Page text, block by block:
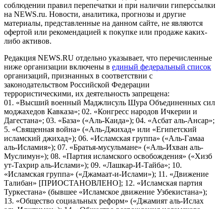
соблюдении правил перепечатки и при наличии гиперссылки
на NEWS.ru. Новости, аналитика, прогнозы и другие
материалы, представленные на данном сайте, не являются
офертой или рекомендацией к покупке или продаже каких-
либо активов.
Редакция NEWS.RU отдельно указывает, что перечисленные
ниже организации включены в единый федеральный список
организаций, признанных в соответствии с
законодательством Российской Федерации
террористическими, их деятельность запрещена:
01. «Высший военный Маджлисуль Шура Объединенных сил
моджахедов Кавказа»; 02. «Конгресс народов Ичкерии и
Дагестана»; 03. «База» («Аль-Каида»); 04. «Асбат аль-Ансар»;
5. «Священная война» («Аль-Джихад» или «Египетский
исламский джихад»); 06. «Исламская группа» («Аль-Гамаа
аль-Исламия»); 07. «Братья-мусульмане» («Аль-Ихван аль-
Муслимун»); 08. «Партия исламского освобождения» («Хизб
ут-Тахрир аль-Ислами»); 09. «Лашкар-И-Тайба»; 10.
«Исламская группа» («Джамаат-и-Ислами»); 11. «Движение
Талибан» [ПРИОСТАНОВЛЕНО]; 12. «Исламская партия
Туркестана» (бывшее «Исламское движение Узбекистана»);
13. «Общество социальных реформ» («Джамият аль-Ислах